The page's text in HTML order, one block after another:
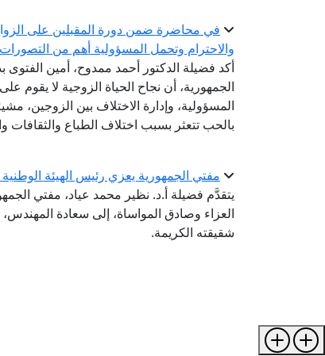
في محاضرة ضمن دورة المقبلين على
والاحترام وتحمل المسؤولية أهم من
أكد فضيلة الدكتور أحمد ممدوح، أمين الفتوى
الجمهورية، أن نجاح الحياة الزوجية لا يقوم
المسؤولية، وإدارة الاختلاف بين الزوجين،
بالحب تتعثر بسبب اختلاف الطباع
مفتي الجمهورية يعزي رئيس الهيئة
يتقدَّم فضيلة أ.د. نظير محمد عياد، مفتي
العزاء وصادق المواساة، إلى سعادة
شقيقته الكريمة.